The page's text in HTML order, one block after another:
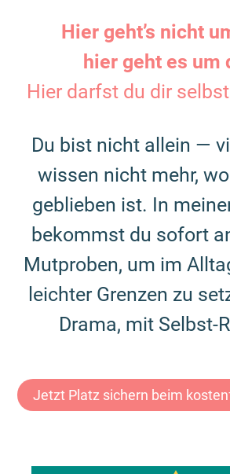
Hier geht’s nicht
hier geht es um
Hier darfst du dir
Du bist nicht allein —
wissen nicht mehr, wo
geblieben ist. In
bekommst du sofort
Mutproben, um im
leichter Grenzen zu
Drama, mit Selbst-
Jetzt Platz sichern beim